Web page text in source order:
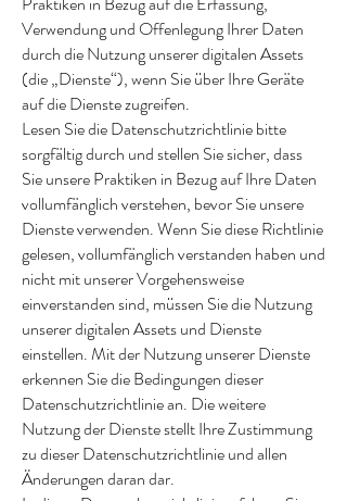
Verwendung und Offenlegung Ihrer Daten
durch die Nutzung unserer digitalen Assets
(die „Dienste“), wenn Sie über Ihre Geräte
auf die Dienste zugreifen.
Lesen Sie die Datenschutzrichtlinie bitte
sorgfältig durch und stellen Sie sicher, dass
Sie unsere Praktiken in Bezug auf Ihre Daten
vollumfänglich verstehen, bevor Sie unsere
Dienste verwenden. Wenn Sie diese Richtlinie
gelesen, vollumfänglich verstanden haben und
nicht mit unserer Vorgehensweise
einverstanden sind, müssen Sie die Nutzung
unserer digitalen Assets und Dienste
einstellen. Mit der Nutzung unserer Dienste
erkennen Sie die Bedingungen dieser
Datenschutzrichtlinie an. Die weitere
Nutzung der Dienste stellt Ihre Zustimmung
zu dieser Datenschutzrichtlinie und allen
Änderungen daran dar.